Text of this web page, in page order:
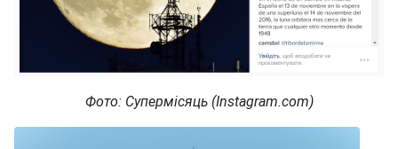
Фото: Супермісяць (Instagram.com)